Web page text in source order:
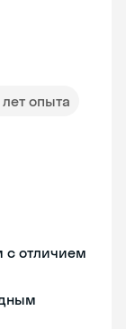
лет опыта
с отличием